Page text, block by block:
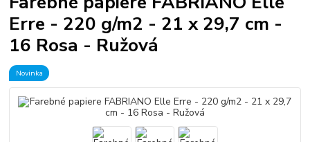
Erre - 220 g/m2 - 21 x 29,7 cm -
16 Rosa - Ružová
Novinka